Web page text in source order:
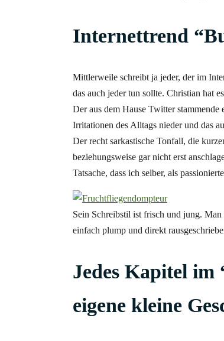
Internettrend
Mittlerweile schreibt ja jeder, der im
das auch jeder tun sollte. Christian hat
Der aus dem Hause Twitter
Irritationen des Alltags nieder und das
Der recht sarkastische Tonfall, die
beziehungsweise gar nicht erst
Tatsache, dass ich selber, als
Sein Schreibstil ist frisch und jung.
einfach plump und direkt
Jedes Kapitel im
eigene kleine